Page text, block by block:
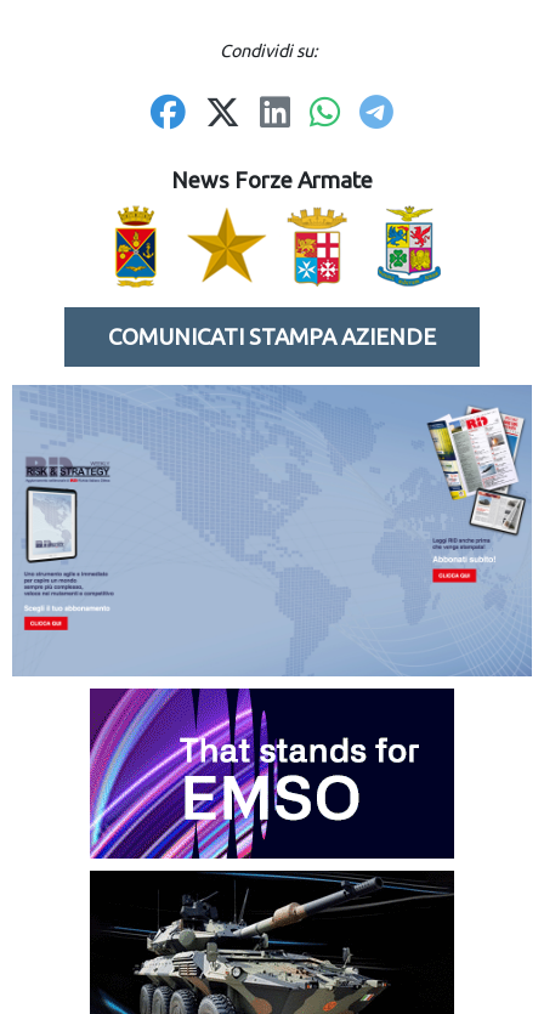
Condividi su:
News Forze Armate
COMUNICATI STAMPA AZIENDE